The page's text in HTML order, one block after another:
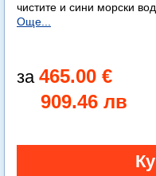
чистите и сини морски
Още...
465.00 €
909.46 лв